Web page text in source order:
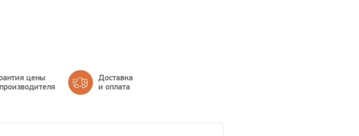
цены
Доставка
и оплата